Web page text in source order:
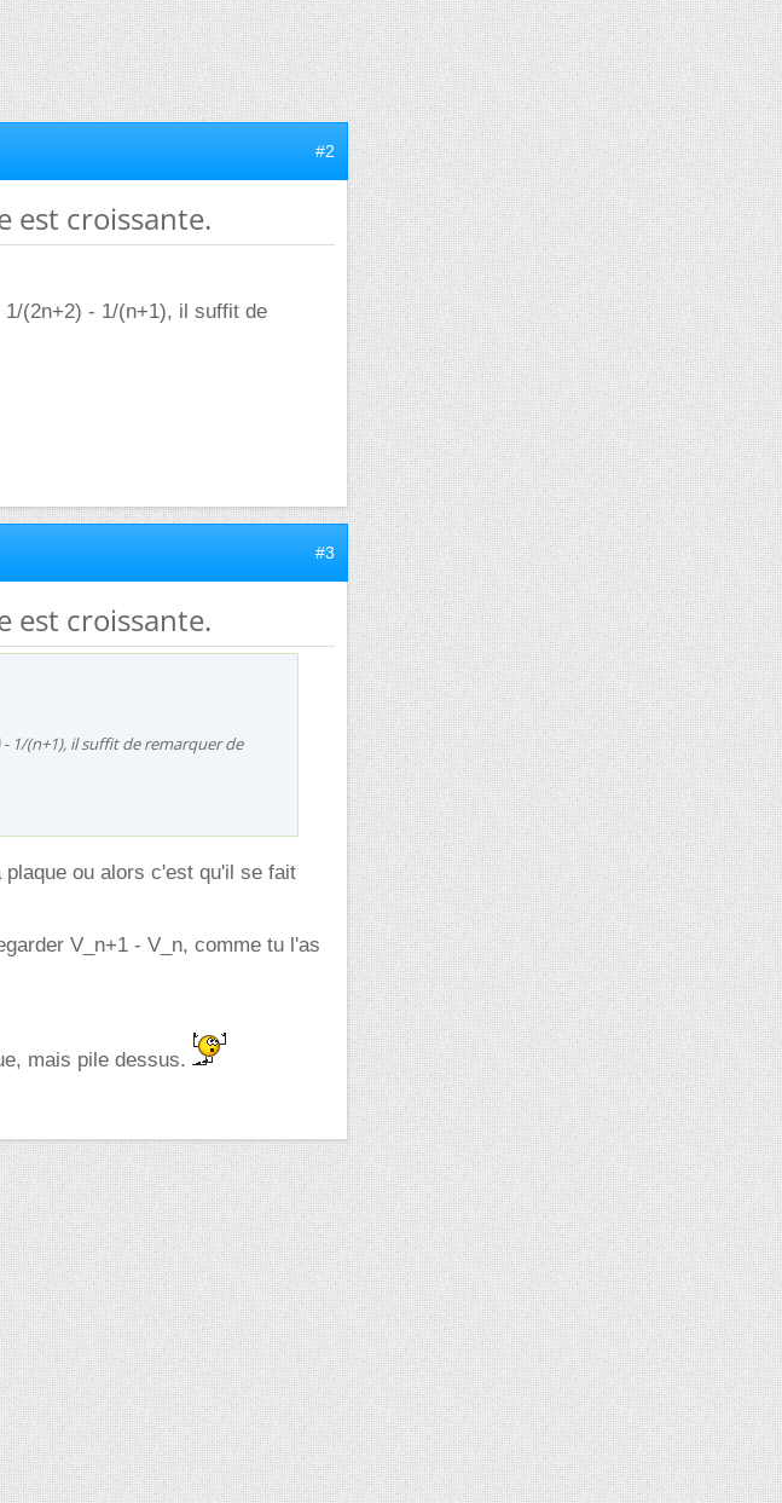
#2
est croissante.
(2n+2) - 1/(n+1), il suffit de
#3
est croissante.
- 1/(n+1), il suffit de remarquer de
ou alors c'est qu'il se fait
V_n+1 - V_n, comme tu l'as
mais pile dessus.